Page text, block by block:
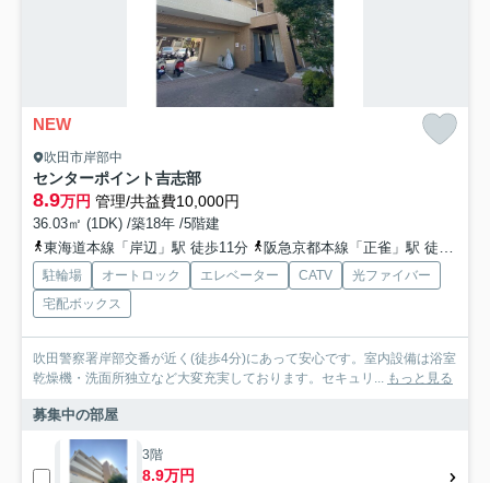
NEW
吹田市岸部中
センターポイント吉志部
8.9万円 管理/共益費10,000円
36.03㎡ (1DK) /築18年 /5階建
東海道本線「岸辺」駅 徒歩11分
阪急京都本線「正雀」駅 徒歩18分
駐輪場 オートロック エレベーター CATV
光ファイバー
宅配ボックス
吹田警察署岸部交番が近く(徒歩4分)にあって安心です。室内設備は浴室
乾燥機・洗面所独立など大変充実しております。セキュリ... もっと見る
募集中の部屋
3階
8.9万円